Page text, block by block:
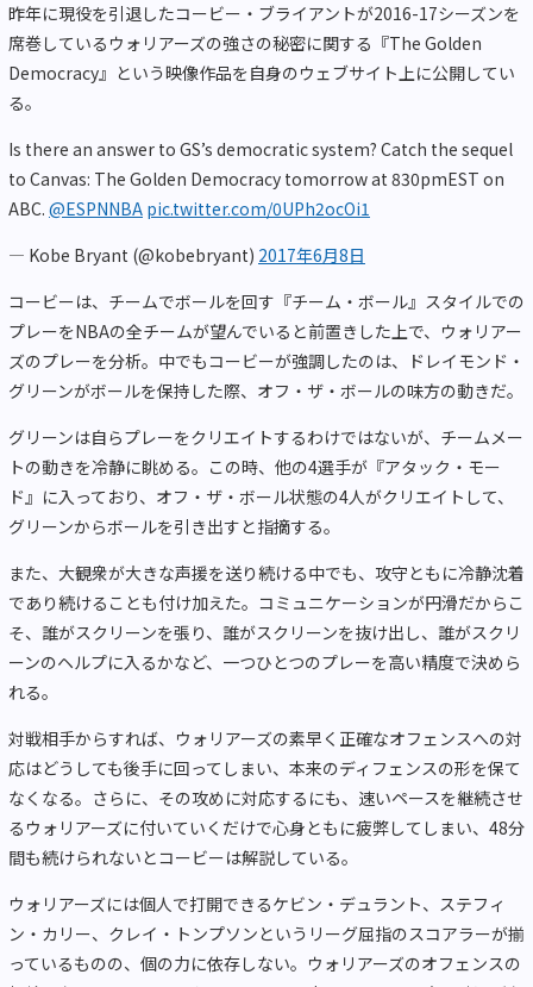
昨年に現役を引退したコービー・ブライアントが2016-17シーズンを
席巻しているウォリアーズの強さの秘密に関する『The Golden
Democracy』という映像作品を自身のウェブサイト上に公開してい
る。
Is there an answer to GS’s democratic system? Catch the sequel
to Canvas: The Golden Democracy tomorrow at 830pmEST on
ABC. @ESPNNBA pic.twitter.com/0UPh2ocOi1
— Kobe Bryant (@kobebryant) 2017年6月8日
コービーは、チームでボールを回す『チーム・ボール』スタイルでの
プレーをNBAの全チームが望んでいると前置きした上で、ウォリアー
ズのプレーを分析。中でもコービーが強調したのは、ドレイモンド・
グリーンがボールを保持した際、オフ・ザ・ボールの味方の動きだ。
グリーンは自らプレーをクリエイトするわけではないが、チームメー
トの動きを冷静に眺める。この時、他の4選手が『アタック・モー
ド』に入っており、オフ・ザ・ボール状態の4人がクリエイトして、
グリーンからボールを引き出すと指摘する。
また、大観衆が大きな声援を送り続ける中でも、攻守ともに冷静沈着
であり続けることも付け加えた。コミュニケーションが円滑だからこ
そ、誰がスクリーンを張り、誰がスクリーンを抜け出し、誰がスクリ
ーンのヘルプに入るかなど、一つひとつのプレーを高い精度で決めら
れる。
対戦相手からすれば、ウォリアーズの素早く正確なオフェンスへの対
応はどうしても後手に回ってしまい、本来のディフェンスの形を保て
なくなる。さらに、その攻めに対応するにも、速いペースを継続させ
るウォリアーズに付いていくだけで心身ともに疲弊してしまい、48分
間も続けられないとコービーは解説している。
ウォリアーズには個人で打開できるケビン・デュラント、ステフィ
ン・カリー、クレイ・トンプソンというリーグ屈指のスコアラーが揃
っているものの、個の力に依存しない。ウォリアーズのオフェンスの